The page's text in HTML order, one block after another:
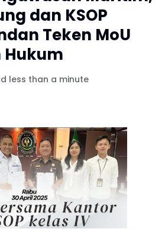
dan KSOP
Teken MoU
Hukum
less than a minute